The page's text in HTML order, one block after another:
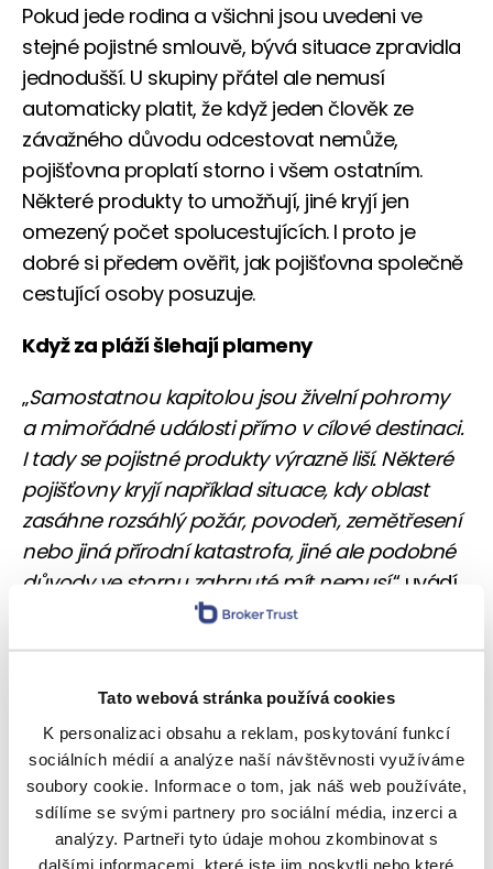
Tato webová stránka používá cookies
K personalizaci obsahu a reklam, poskytování funkcí
sociálních médií a analýze naší návštěvnosti využíváme
soubory cookie. Informace o tom, jak náš web používáte,
sdílíme se svými partnery pro sociální média, inzerci a
analýzy. Partneři tyto údaje mohou zkombinovat s
dalšími informacemi, které jste jim poskytli nebo které
Pokud jede rodina a všichni jsou uvedeni ve
stejné pojistné smlouvě, bývá situace zpravidla
jednodušší. U skupiny přátel ale nemusí
automaticky platit, že když jeden člověk ze
závažného důvodu odcestovat nemůže,
pojišťovna proplatí storno i všem ostatním.
Některé produkty to umožňují, jiné kryjí jen
omezený počet spolucestujících. I proto je
dobré si předem ověřit, jak pojišťovna společně
cestující osoby posuzuje.
Když za pláží šlehají plameny
„Samostatnou kapitolou jsou živelní pohromy
a mimořádné události přímo v cílové destinaci.
I tady se pojistné produkty výrazně liší. Některé
pojišťovny kryjí například situace, kdy oblast
zasáhne rozsáhlý požár, povodeň, zemětřesení
nebo jiná přírodní katastrofa, jiné ale podobné
důvody ve stornu zahrnuté mít nemusí,“ uvádí
Marek Kuneš z Bonites.
nenabídne náhradní termín nebo jinou destinaci
a klient kvůli mimořádné situaci nechce
odcestovat, může mu pojištění storna pomoci
s úhradou stornopoplatků.
Vždy záleží na konkrétních pojistných